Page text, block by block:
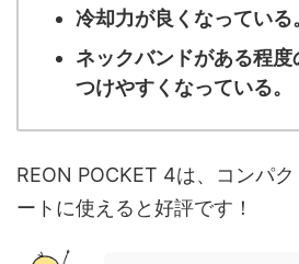
冷却力が良くなっている
ネックバンドがある程度
つけやすくなっている。
REON POCKET 4は、 コンパ
ートに使える と好評です！